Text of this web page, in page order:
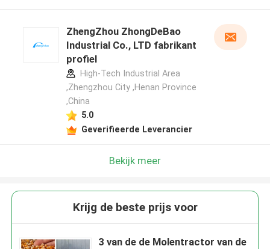
ZhengZhou ZhongDeBao
Industrial Co., LTD fabrikant
profiel
High-Tech Industrial Area
,Zhengzhou City ,Henan Province
,China
5.0
Geverifieerde Leverancier
Bekijk meer
Krijg de beste prijs voor
3 van de de Molentractor van de